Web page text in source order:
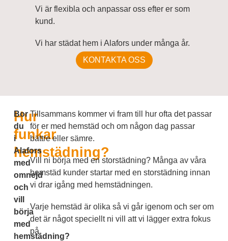
Vi är flexibla och anpassar oss efter er som
kund.
Vi har städat hem i Alafors under många år.
KONTAKTA OSS
Hur
funkar
hemstädning?
Bor
du
i
Alafors
med
omnejd
och
vill
börja
med
hemstädning?
Tillsammans kommer vi fram till hur ofta det passar
för er med hemstäd och om någon dag passar
bättre eller sämre.
Vill ni börja med en storstädning? Många av våra
hemstäd kunder startar med en storstädning innan
vi drar igång med hemstädningen.
Varje hemstäd är olika så vi går igenom och ser om
det är något speciellt ni vill att vi lägger extra fokus
på.